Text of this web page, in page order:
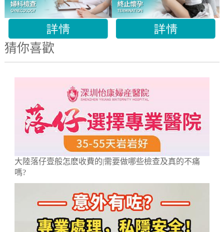
猜你喜歡
大陸落仔壹般怎麽收費的|需要做哪些檢查及真的不痛
嗎?